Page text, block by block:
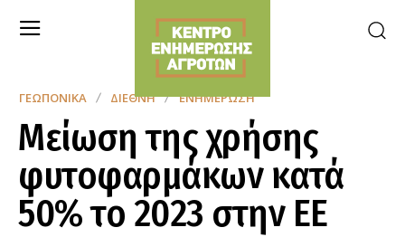
ΓΕΩΠΟΝΙΚΆ ΔΙΕΘΝΉ ΕΝΗΜΈΡΩΣΗ
Μείωση της χρήσης
φυτοφαρμάκων κατά
50% το 2023 στην ΕΕ